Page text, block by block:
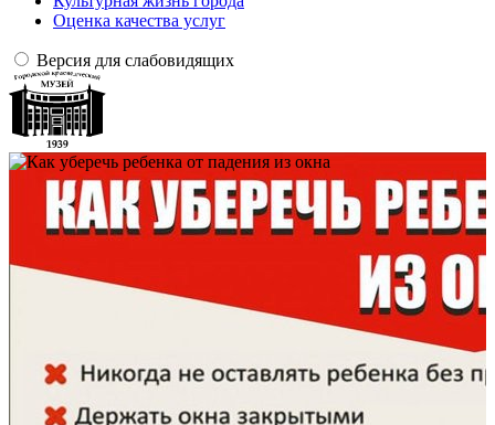
Оценка качества услуг
Версия для слабовидящих